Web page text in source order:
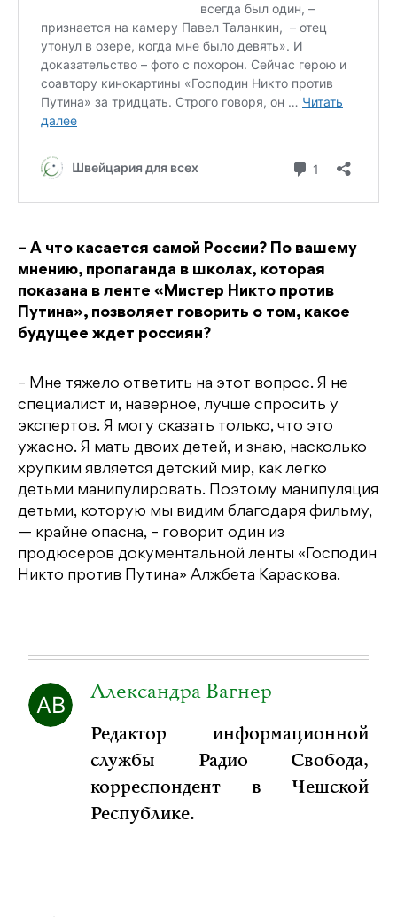
– А что касается самой России? По вашему
мнению, пропаганда в школах, которая
показана в ленте «Мистер Никто против
Путина», позволяет говорить о том, какое
будущее ждет россиян?
– Мне тяжело ответить на этот вопрос. Я не
специалист и, наверное, лучше спросить у
экспертов. Я могу сказать только, что это
ужасно. Я мать двоих детей, и знаю, насколько
хрупким является детский мир, как легко
детьми манипулировать. Поэтому манипуляция
детьми, которую мы видим благодаря фильму,
— крайне опасна, – говорит один из
продюсеров документальной ленты «Господин
Никто против Путина» Алжбета Караскова.
Александра Вагнер
Редактор информационной
службы Радио Свобода,
корреспондент в Чешской
Республике.